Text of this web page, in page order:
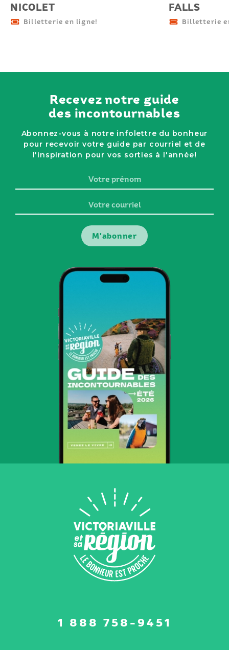
NICOLET
Billetterie en ligne!
FALLS
Billetterie
Recevez notre guide
des incontournables
Abonnez-vous à notre infolettre du bonheur
pour recevoir votre guide par courriel et de
l'inspiration pour vos sorties à l'année!
prénom
courriel
1 888 758-9451